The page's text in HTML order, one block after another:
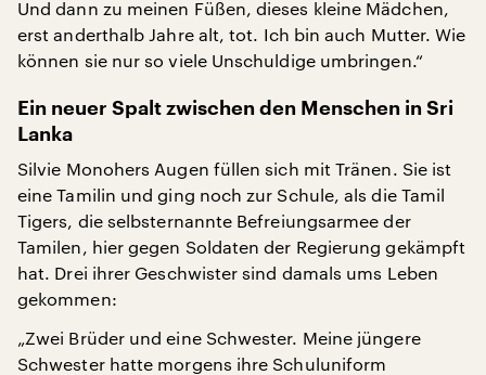
Und dann zu meinen Füßen, dieses kleine Mädchen,
erst anderthalb Jahre alt, tot. Ich bin auch Mutter. Wie
können sie nur so viele Unschuldige umbringen.“
Ein neuer Spalt zwischen den Menschen in Sri
Lanka
Silvie Monohers Augen füllen sich mit Tränen. Sie ist
eine Tamilin und ging noch zur Schule, als die Tamil
Tigers, die selbsternannte Befreiungsarmee der
Tamilen, hier gegen Soldaten der Regierung gekämpft
hat. Drei ihrer Geschwister sind damals ums Leben
gekommen:
„Zwei Brüder und eine Schwester. Meine jüngere
Schwester hatte morgens ihre Schuluniform